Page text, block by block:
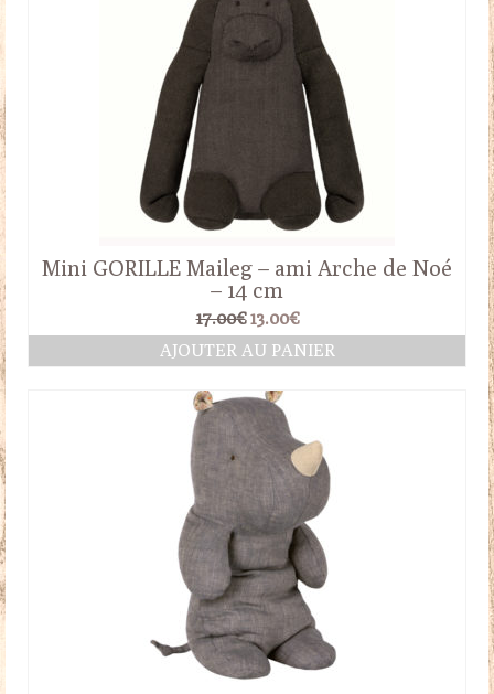
Mini GORILLE Maileg – ami Arche de Noé
– 14 cm
17.00€ Le
prix
initial
17.00€.
13.00€Le
prix
actuel
AJOUTER AU PANIER